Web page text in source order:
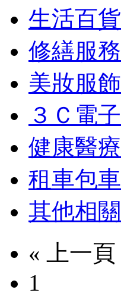
生活百貨
修繕服務
美妝服飾
３Ｃ電子
健康醫療
租車包車
其他相關
« 上一頁
1